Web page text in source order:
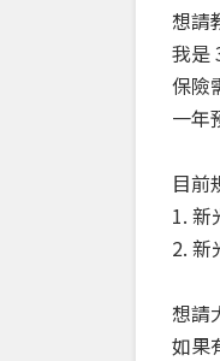
想請
我是
保險
一年
目前
1. 新
2. 新
想請
如果